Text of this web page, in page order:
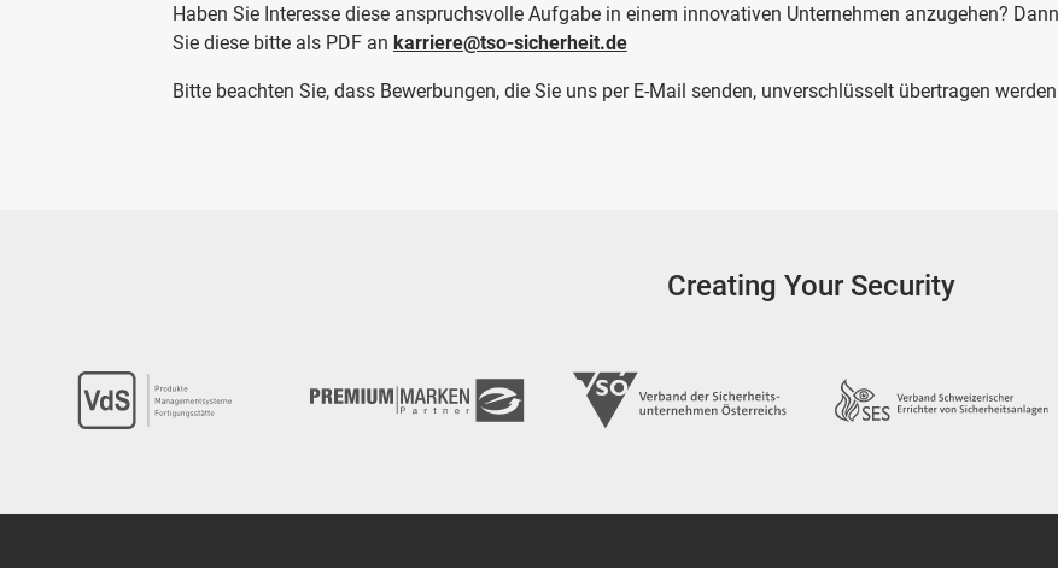
Haben Sie Interesse diese anspruchsvolle Aufgabe in einem innovativen Unternehmen anzugehen?
Sie diese bitte als PDF an karriere@tso-sicherheit.de
Bitte beachten Sie, dass Bewerbungen, die Sie uns per E-Mail senden, unverschlüsselt übertragen
Creating Your Security